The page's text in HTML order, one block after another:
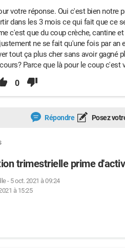
votre réponse. Oui c'est bien notre
dans les 3 mois ce qui fait que ce
c'est que du coup crèche, cantine
ne se fait qu'une fois par an
tout ça plus cher sans avoir gagné
Parce que là pour le coup c'est
0
Répondre Posez
trimestrielle prime
- 5 oct. 2021 à 09:24
à 15:25